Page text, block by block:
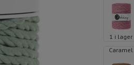
1 i lager
Caramel